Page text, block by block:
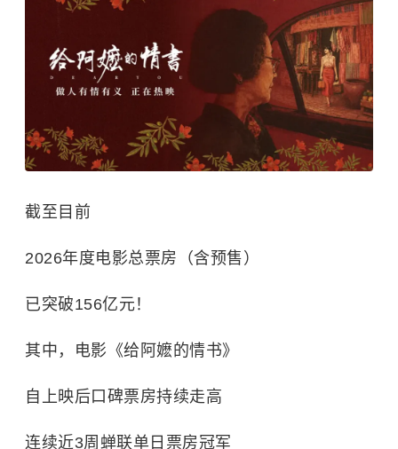
截至目前
2026年度电影总票房（含预售）
已突破156亿元！
其中，电影《给阿嬷的情书》
自上映后口碑票房持续走高
连续近3周蝉联单日票房冠军